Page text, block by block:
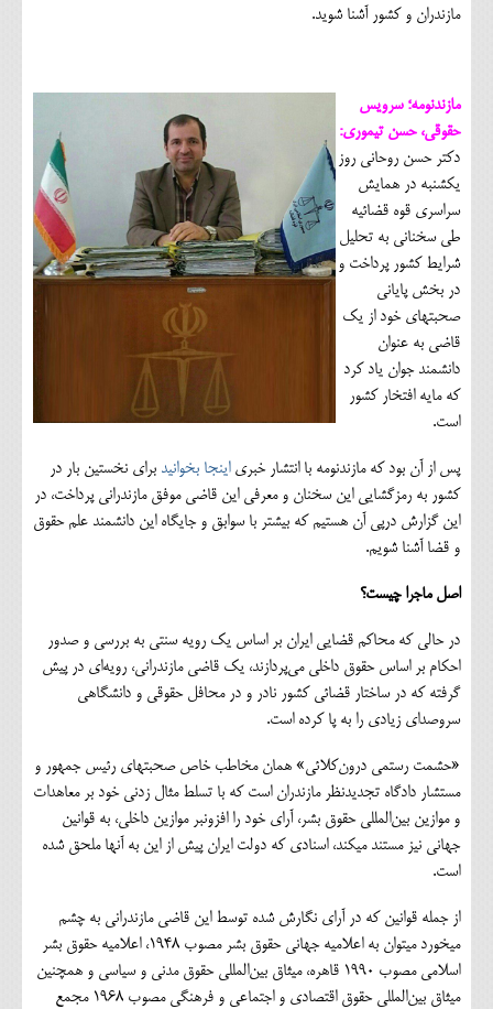
فرهنگی و هنری
سیاسی
خانه
مازندران و کشور آشنا شوید.
مازندنومه؛ سرویس
حقوقی، حسن تیموری:
دکتر حسن روحانی روز
یکشنبه در همایش
سراسری قوه قضائیه
طی سخنانی به تحلیل
شرایط کشور پرداخت و
در بخش پایانی
صحبت‎های خود از یک
قاضی به عنوان
دانشمند جوان یاد کرد
که مایه افتخار کشور
است.
پس از آن بود که مازندنومه با انتشار خبری اینجا بخوانید برای نخستین بار در
کشور به رمزگشایی این سخنان و معرفی این قاضی موفق مازندرانی پرداخت، در
این گزارش درپی آن هستیم که بیشتر با سوابق و جایگاه این دانشمند علم حقوق
و قضا آشنا شویم.
اصل ماجرا چیست؟
در حالی که محاکم قضایی ایران بر اساس یک رویه سنتی به بررسی و صدور
احکام بر اساس حقوق داخلی می‌پردازند، یک قاضی مازندرانی، رویه‌ای در پیش
گرفته که در ساختار قضائی کشور نادر و در محافل حقوقی و دانشگاهی
سروصدای زیادی را به پا کرده است.
«حشمت رستمی درون‌کلائی» همان مخاطب خاص صحبت‎های رئیس جمهور و
مستشار دادگاه تجدیدنظر مازندران است که با تسلط مثال زدنی خود بر معاهدات
و موازین بین‌المللی حقوق بشر، آرای خود را افزون‎بر موازین داخلی، به قوانین
جهانی نیز مستند می‎کند، اسنادی که دولت ایران پیش از این به آنها ملحق شده
است.
از جمله قوانین که در آرای نگارش شده توسط این قاضی مازندرانی به چشم
می‎خورد می‎توان به اعلامیه جهانی حقوق بشر مصوب 1948، اعلامیه حقوق بشر
اسلامی مصوب 1990 قاهره، میثاق بین‌المللی حقوق مدنی و سیاسی و همچنین
میثاق بین‌المللی حقوق اقتصادی و اجتماعی و فرهنگی مصوب 1968 مجمع